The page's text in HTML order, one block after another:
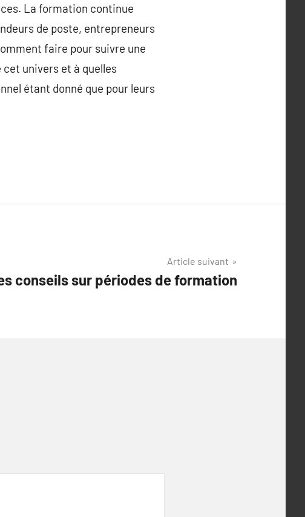
La formation continue
de poste, entrepreneurs
faire pour suivre une
univers et à quelles
étant donné que pour leurs
Article suivant
conseils sur périodes de formation